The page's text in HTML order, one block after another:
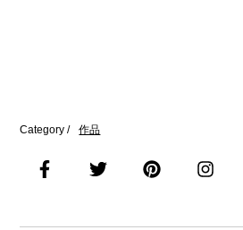
Category / 作品